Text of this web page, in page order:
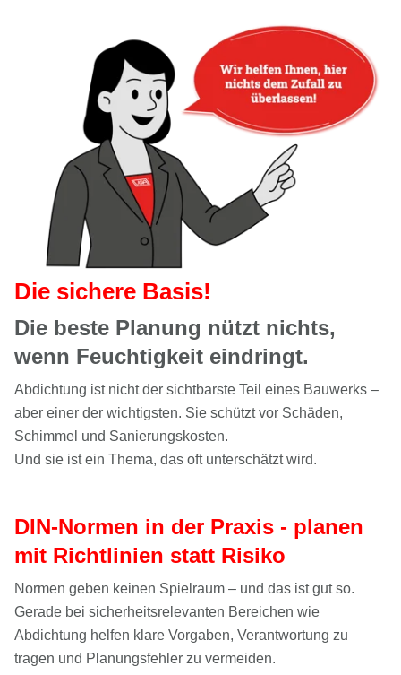
Die sichere Basis!
Die beste Planung nützt nichts,
wenn Feuchtigkeit eindringt.
Abdichtung ist nicht der sichtbarste Teil eines Bauwerks –
aber einer der wichtigsten. Sie schützt vor Schäden,
Schimmel und Sanierungskosten.
Und sie ist ein Thema, das oft unterschätzt wird.
DIN-Normen in der Praxis - planen
mit Richtlinien statt Risiko
Normen geben keinen Spielraum – und das ist gut so.
Gerade bei sicherheitsrelevanten Bereichen wie
Abdichtung helfen klare Vorgaben, Verantwortung zu
tragen und Planungsfehler zu vermeiden.